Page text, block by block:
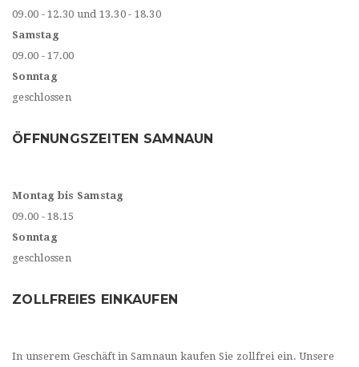
09.00 - 12.30 und 13.30 - 18.30
Samstag
09.00 - 17.00
Sonntag
geschlossen
ÖFFNUNGSZEITEN SAMNAUN
Montag bis Samstag
09.00 - 18.15
Sonntag
geschlossen
ZOLLFREIES EINKAUFEN
In unserem Geschäft in Samnaun kaufen Sie zollfrei ein. Unsere